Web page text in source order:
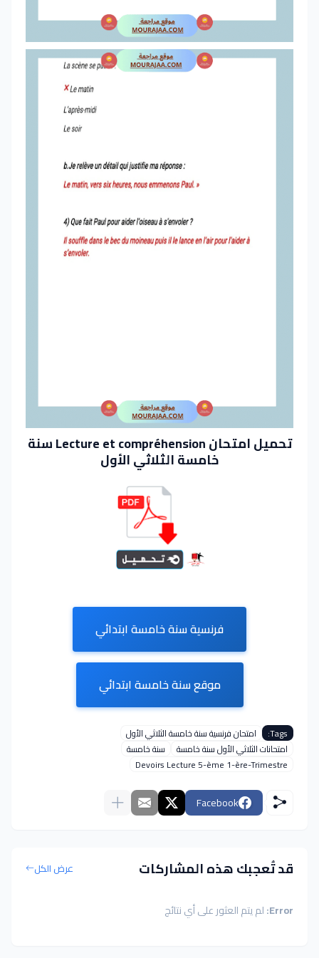
تحميل امتحان Lecture et compréhension سنة
خامسة الثلاثي الأول
فرنسية سنة خامسة ابتدائي
موقع سنة خامسة ابتدائي
Tags:
امتحان فرنسية سنة خامسة الثلاثي الأول
امتحانات الثلاثي الأول سنة خامسة
سنة خامسة
Devoirs Lecture 5-ème 1-ère-Trimestre
Facebook
قد تُعجبك هذه المشاركات عرض الكل
Error: لم يتم العثور على أي نتائج